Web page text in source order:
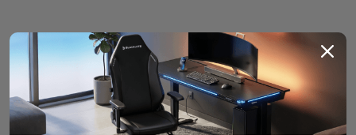
Installation facile en 5